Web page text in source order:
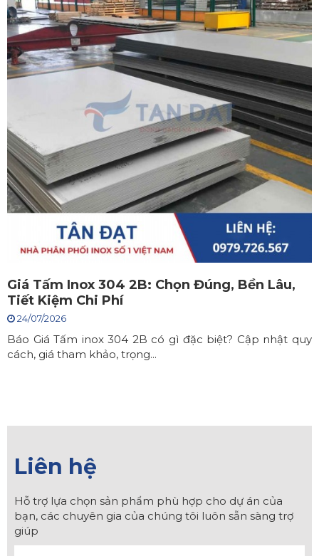
Giá Tấm Inox 304 2B: Chọn Đúng, Bền Lâu,
Tiết Kiệm Chi Phí
24/07/2026
Báo Giá Tấm inox 304 2B có gì đặc biệt? Cập nhật quy
cách, giá tham khảo, trọng...
Liên hệ
Hỗ trợ lựa chọn sản phẩm phù hợp cho dự án của
bạn, các chuyên gia của chúng tôi luôn sẵn sàng trợ
giúp